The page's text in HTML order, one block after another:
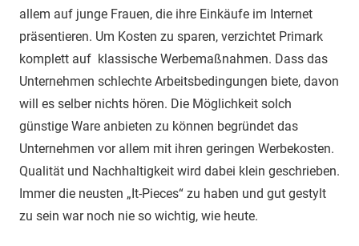
allem auf junge Frauen, die ihre Einkäufe im Internet
präsentieren. Um Kosten zu sparen, verzichtet Primark
komplett auf klassische Werbemaßnahmen. Dass das
Unternehmen schlechte Arbeitsbedingungen biete, davon
will es selber nichts hören. Die Möglichkeit solch
günstige Ware anbieten zu können begründet das
Unternehmen vor allem mit ihren geringen Werbekosten.
Qualität und Nachhaltigkeit wird dabei klein geschrieben.
Immer die neusten „It-Pieces“ zu haben und gut gestylt
zu sein war noch nie so wichtig, wie heute.